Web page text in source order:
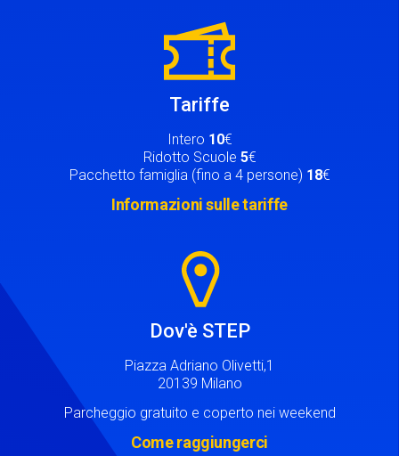
Tariffe
Intero 10€
Ridotto Scuole 5€
Pacchetto famiglia (fino a 4 persone) 18€
Informazioni sulle tariffe
Dov'è STEP
Piazza Adriano Olivetti,1
20139 Milano
Parcheggio gratuito e coperto nei weekend
Come raggiungerci